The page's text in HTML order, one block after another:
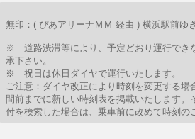
無印：( ぴあアリーナＭＭ 経由 ) 横浜駅前ゆき
※ 道路渋滞等により、予定どおり運行でき
承下さい。
※ 祝日は休日ダイヤで運行いたします。
ご注意：ダイヤ改正により時刻を変更する場
間前までに新しい時刻表を掲載いたします。
付を検索した場合は、乗車前に改めて時刻の